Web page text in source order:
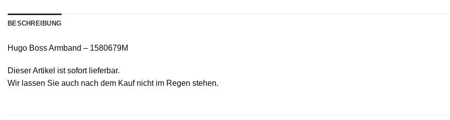
BESCHREIBUNG
Hugo Boss Armband – 1580679M
Dieser Artikel ist sofort lieferbar.
Wir lassen Sie auch nach dem Kauf nicht im Regen stehen.